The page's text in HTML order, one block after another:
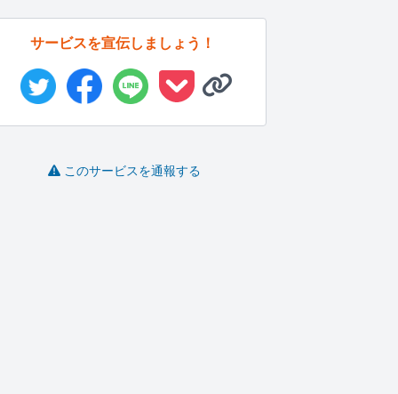
サービスを宣伝しましょう！
このサービスを通報する